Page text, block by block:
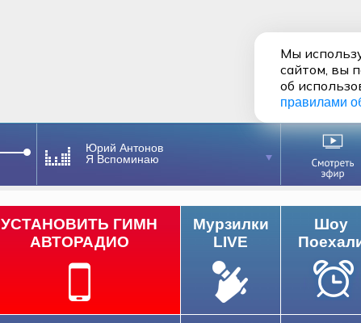
Юрий Антонов
Я Вспоминаю
УСТАНОВИТЬ ГИМН
АВТОРАДИО
Мурзилки
LIVE
Шоу
Мы
сайтом, вы
об
правилами